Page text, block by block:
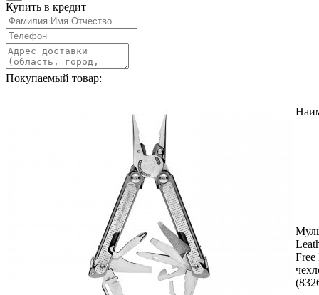
Купить в кредит
Покупаемый товар:
Free